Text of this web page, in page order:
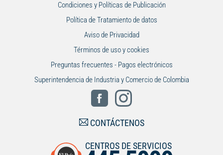
Condiciones y Políticas de Publicación
Política de Tratamiento de datos
Aviso de Privacidad
Términos de uso y cookies
Preguntas frecuentes - Pagos electrónicos
Superintendencia de Industria y Comercio de Colombia
CONTÁCTENOS
CENTROS DE SERVICIOS